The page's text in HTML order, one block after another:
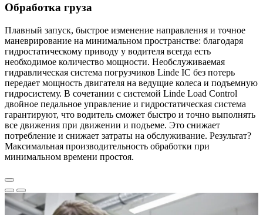
Обработка груза
Плавный запуск, быстрое изменение направления и точное
маневрирование на минимальном пространстве: благодаря
гидростатическому приводу у водителя всегда есть
необходимое количество мощности. Необслуживаемая
гидравлическая система погрузчиков Linde IC без потерь
передает мощность двигателя на ведущие колеса и подъемную
гидросистему. В сочетании с системой Linde Load Control
двойное педальное управление и гидростатическая система
гарантируют, что водитель сможет быстро и точно выполнять
все движения при движении и подъеме. Это снижает
потребление и снижает затраты на обслуживание. Результат?
Максимальная производительность обработки при
минимальном времени простоя.